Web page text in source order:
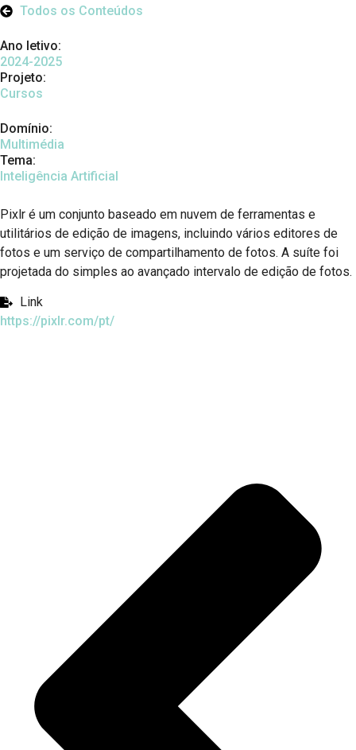
Todos os Conteúdos
Ano letivo:
2024-2025
Projeto:
Cursos
Domínio:
Multimédia
Tema:
Inteligência Artificial
Pixlr é um conjunto baseado em nuvem de ferramentas e
utilitários de edição de imagens, incluindo vários editores de
fotos e um serviço de compartilhamento de fotos. A suíte foi
projetada do simples ao avançado intervalo de edição de fotos.
Link
https://pixlr.com/pt/